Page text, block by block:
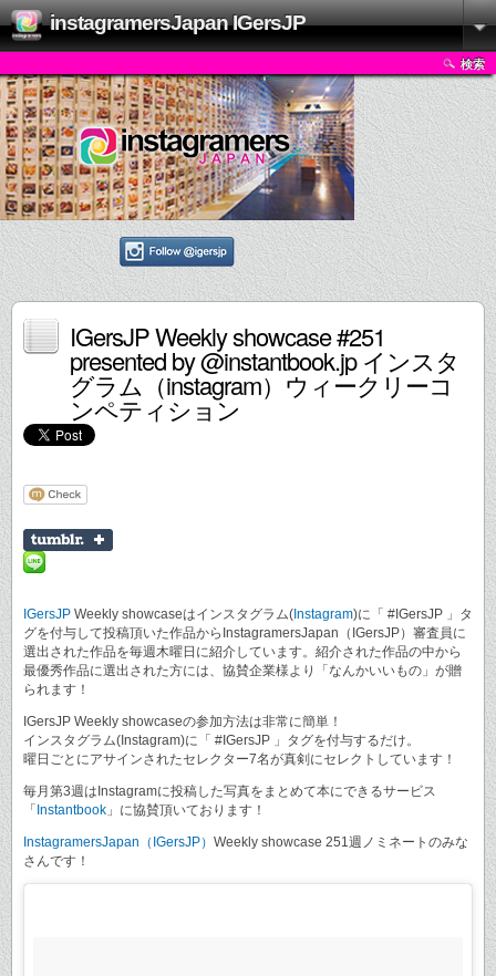
instagramersJapan IGersJP
検索
IGersJP Weekly showcase #251
presented by @instantbook.jp インスタ
グラム（instagram）ウィークリーコ
ンペティション
IGersJP Weekly showcaseはインスタグラム( Instagram)に「 #IGersJP 」タ
グを付与して投稿頂いた作品からInstagramersJapan（IGersJP）審査員に
選出された作品を毎週木曜日に紹介しています。紹介された作品の中から
最優秀作品に選出された方には、協賛企業様より「なんかいいもの」が贈
られます！
IGersJP Weekly showcaseの参加方法は非常に簡単！
インスタグラム(Instagram)に「 #IGersJP 」タグを付与するだけ。
曜日ごとにアサインされたセレクター7名が真剣にセレクトしています！
毎月第3週はInstagramに投稿した写真をまとめて本にできるサービス
「 Instantbook 」に協賛頂いております！
InstagramersJapan（IGersJP） Weekly showcase 251週ノミネートのみな
さんです！